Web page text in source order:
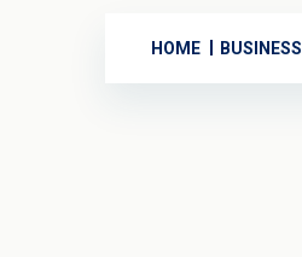
HOME BUSINESS